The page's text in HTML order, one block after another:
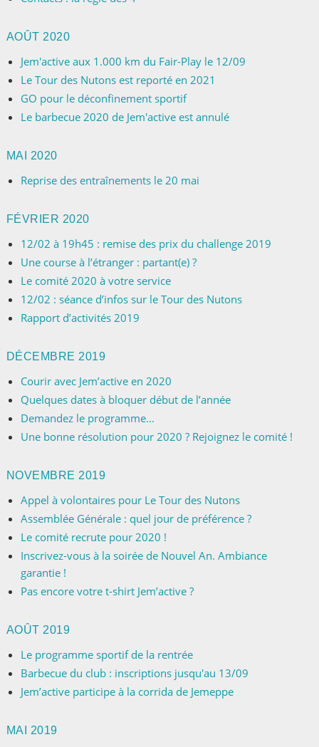
AOÛT 2020
Jem'active aux 1.000 km du Fair-Play le 12/09
Le Tour des Nutons est reporté en 2021
GO pour le déconfinement sportif
Le barbecue 2020 de Jem'active est annulé
MAI 2020
Reprise des entraînements le 20 mai
FÉVRIER 2020
12/02 à 19h45 : remise des prix du challenge 2019
Une course à l’étranger : partant(e) ?
Le comité 2020 à votre service
12/02 : séance d’infos sur le Tour des Nutons
Rapport d’activités 2019
DÉCEMBRE 2019
Courir avec Jem’active en 2020
Quelques dates à bloquer début de l’année
Demandez le programme...
Une bonne résolution pour 2020 ? Rejoignez le comité !
NOVEMBRE 2019
Appel à volontaires pour Le Tour des Nutons
Assemblée Générale : quel jour de préférence ?
Le comité recrute pour 2020 !
Inscrivez-vous à la soirée de Nouvel An. Ambiance
garantie !
Pas encore votre t-shirt Jem’active ?
AOÛT 2019
Le programme sportif de la rentrée
Barbecue du club : inscriptions jusqu'au 13/09
Jem’active participe à la corrida de Jemeppe
MAI 2019